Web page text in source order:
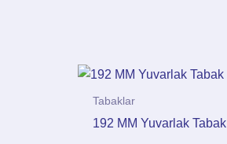
Tabaklar
192 MM Yuvarlak Tabak